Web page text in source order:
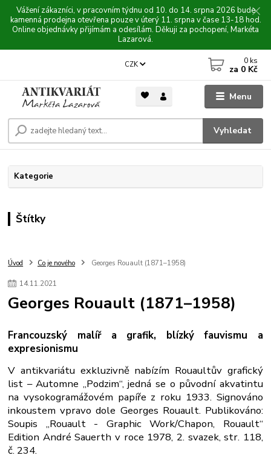
Vážení zákazníci, v pracovním týdnu od 10. do 14. srpna 2026 bude
kamenná prodejna otevřena pouze v úterý 11. srpna v čase 13-18 hod.
Online objednávky přijímám a odesílám. Děkuji za pochopení, Markéta
Lazarová.
Menu
CZK
Vyhledat
0 ks
za 0 Kč
Kategorie
Štítky
Úvod Co je nového Georges Rouault (1871–1958)
14.11.2021
Georges Rouault (1871–1958)
Francouzský malíř a grafik, blízký fauvismu a
expresionismu
V antikvariátu exkluzivně nabízím Rouaultův grafický
list – Automne „Podzim“, jedná se o původní akvatintu
na vysokogramážovém papíře z roku 1933. Signováno
inkoustem vpravo dole Georges Rouault. Publikováno:
Soupis „Rouault - Graphic Work/Chapon, Rouault“
Edition André Sauerth v roce 1978, 2. svazek, str. 118,
č. 234.